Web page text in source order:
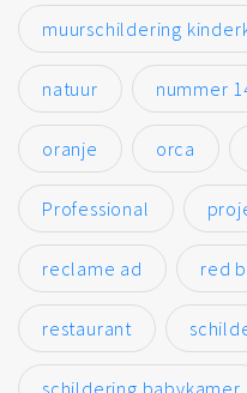
muurschildering
natuur nummer
oranje orca
Professional
reclame ad red
restaurant
schildering babykamer